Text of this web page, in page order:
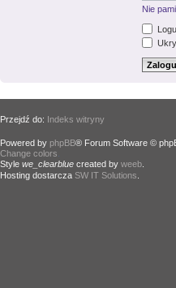
Nie
Przejdź do: Indeks witryny
Powered by phpBB® Forum Software ©
Change colors
Style we_clearblue created by weeb
Hosting dostarcza SW IT Solutions